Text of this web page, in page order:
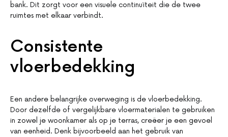
bank. Dit zorgt voor een visuele continuïteit die de twee
ruimtes met elkaar verbindt.
Consistente
vloerbedekking
Een andere belangrijke overweging is de vloerbedekking.
Door dezelfde of vergelijkbare vloermaterialen te gebruiken
in zowel je woonkamer als op je terras, creëer je een gevoel
van eenheid. Denk bijvoorbeeld aan het gebruik van